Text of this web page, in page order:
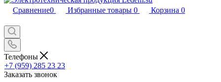
Сравнение0 Избранные товары 0 Корзина 0
Телефоны
+7 (959) 285 23 23
Заказать звонок